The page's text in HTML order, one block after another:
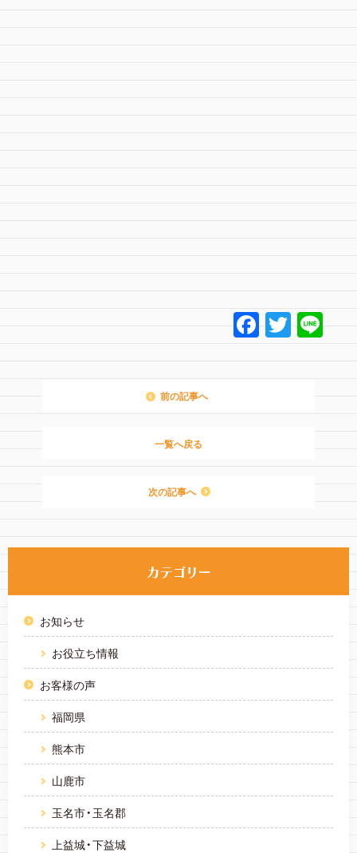
お知らせ
お役立ち情報
お客様の声
福岡県
熊本市
山鹿市
玉名市・玉名郡
上益城・下益城
F
a
c
b
T
wi
tt
前の記事へ
一覧へ戻る
次の記事へ